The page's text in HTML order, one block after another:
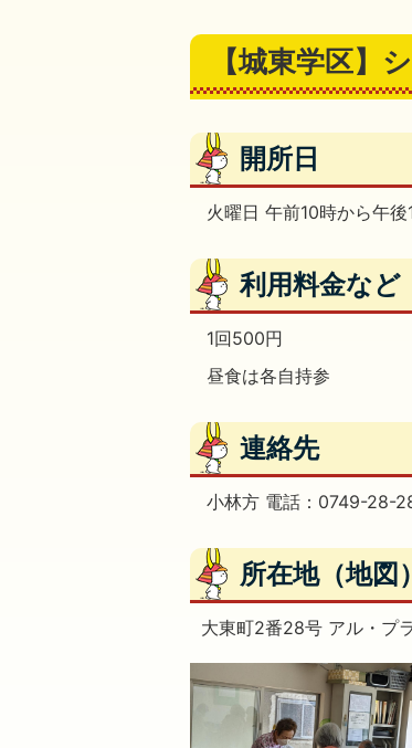
【城東学区】
開所日
火曜日 午前10時から午後
利用料金など
1回500円
昼食は各自持参
連絡先
小林方 電話：0749-28-
所在地（地図）
大東町2番28号 アル・プ